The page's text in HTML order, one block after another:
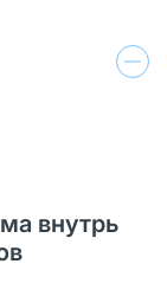
внутрь